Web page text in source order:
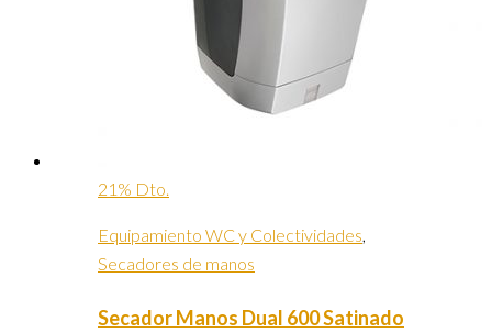
21% Dto.
Equipamiento WC y Colectividades
Secadores de manos
Secador Manos Dual 600 Satinado